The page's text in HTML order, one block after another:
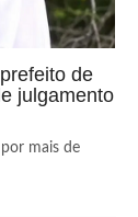
de
julgamento
mais de